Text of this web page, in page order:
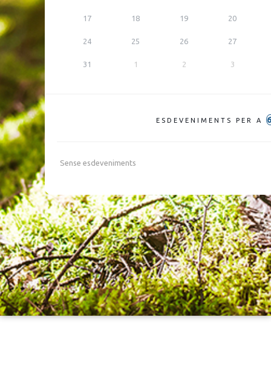
17 18 19 20
24 25 26 27
31 1 2 3
ESDEVENIMENTS PER A
Sense esdeveniments